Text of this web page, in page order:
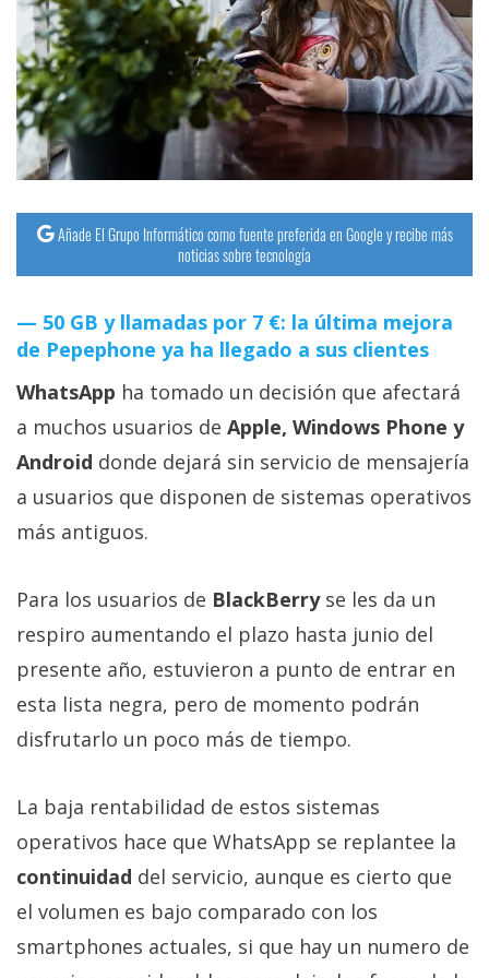
Operadores
Trucos
y
Ciberseguridad
Sistemas
operativos
Profesional
+
Más
temas
Sorteos
Foros
/
nosotros
/
Publicidad
/
Cambiar
opciones
Añade El Grupo Informático como fuente preferida en Google y recibe más
noticias sobre tecnología
50 GB y llamadas por 7 €: la última mejora
de Pepephone ya ha llegado a sus clientes
WhatsApp ha tomado un decisión que afectará
a muchos usuarios de Apple, Windows Phone y
Android donde dejará sin servicio de mensajería
a usuarios que disponen de sistemas operativos
más antiguos.
Para los usuarios de BlackBerryse les da un
respiro aumentando el plazo hasta junio del
presente año, estuvieron a punto de entrar en
esta lista negra, pero de momento podrán
disfrutarlo un poco más de tiempo.
La baja rentabilidad de estos sistemas
operativos hace que WhatsApp se replantee la
continuidad del servicio, aunque es cierto que
el volumen es bajo comparado con los
smartphones actuales, si que hay un numero de